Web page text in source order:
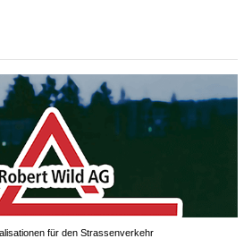
für den Strassenverkehr